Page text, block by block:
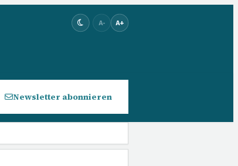
A- A+
Newsletter abonnieren